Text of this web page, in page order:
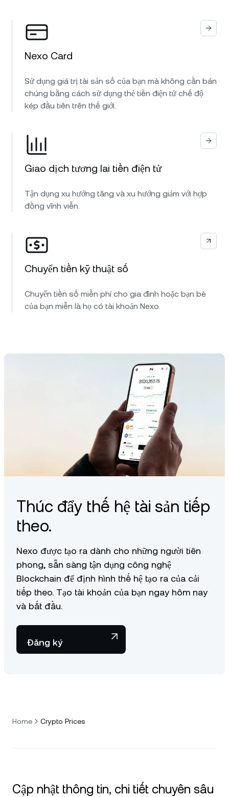
Nexo Card
Sử dụng giá trị tài sản số của bạn mà không cần bán
chúng bằng cách sử dụng thẻ tiền điện tử chế độ
kép đầu tiên trên thế giới.
Giao dịch tương lai tiền điện tử
Tận dụng xu hướng tăng và xu hướng giảm với hợp
đồng vĩnh viễn.
Chuyển tiền kỹ thuật số
Chuyển tiền số miễn phí cho gia đình hoặc bạn bè
của bạn miễn là họ có tài khoản Nexo.
Thúc đẩy thế hệ tài sản tiếp
theo.
Nexo được tạo ra dành cho những người tiên
phong, sẵn sàng tận dụng công nghệ
Blockchain để định hình thế hệ tạo ra của cải
tiếp theo. Tạo tài khoản của bạn ngay hôm nay
và bắt đầu.
Đăng ký
Home Crypto Prices
Cập nhật thông tin, chi tiết chuyên sâu